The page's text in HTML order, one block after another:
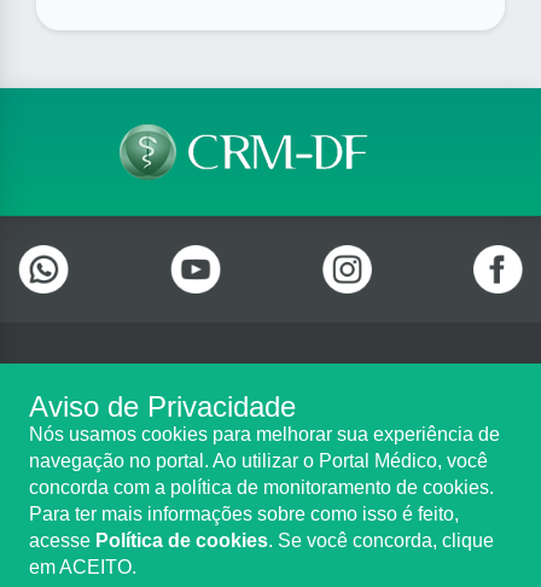
Setor de Indústrias Gráficas (SIG), Quadra 01 Lote 985 2º Andar,
Sala 202, Centro Empresarial Parque Brasília, Brasília/DF - CEP:
70.610-410
Copyright CRM-DF. Todos os direitos reservados.
TRANSPARÊNCIA E PRESTAÇÃO
Aviso de Privacidade
Nós usamos cookies para melhorar sua experiência de
navegação no portal. Ao utilizar o Portal Médico, você
concorda com a política de monitoramento de cookies.
Para ter mais informações sobre como isso é feito,
acesse Política de cookies. Se você concorda, clique
em ACEITO.